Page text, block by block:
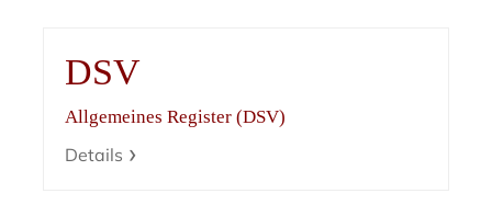
DSV
Allgemeines Register (DSV)
Details